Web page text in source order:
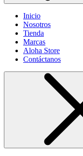
Inicio
Nosotros
Tienda
Marcas
Aloha Store
Contáctanos